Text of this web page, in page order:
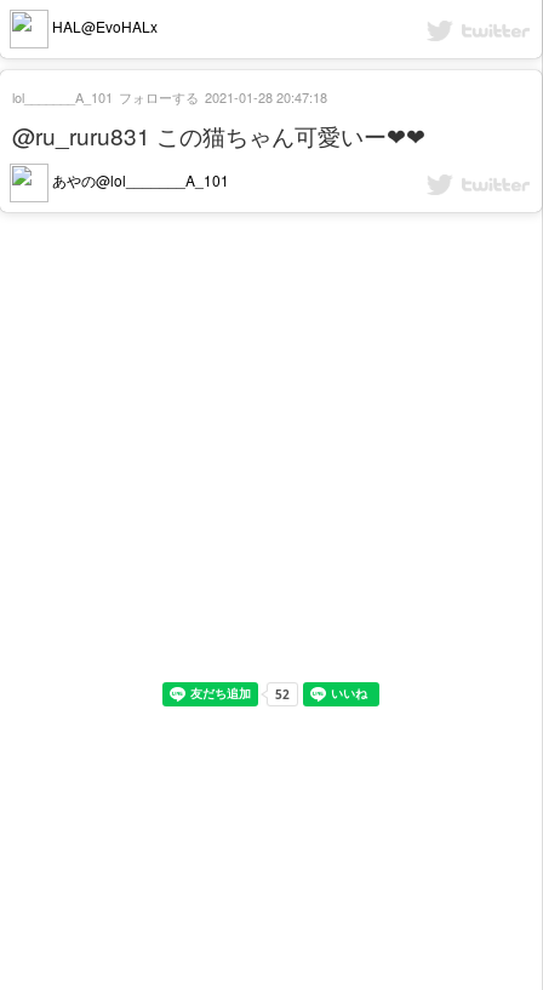
HAL@EvoHALx
@ru_ruru831 この猫ちゃん可愛いー❤❤
あやの@lol_______A_101
lol_______A_101 フォローする 2021-01-28 20:47:18